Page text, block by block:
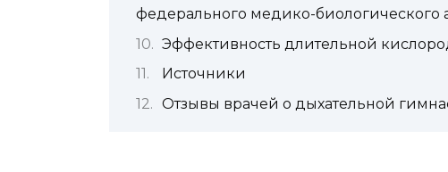
федерального медико-биологического
Эффективность длительной
Источники
Отзывы врачей о дыхательной